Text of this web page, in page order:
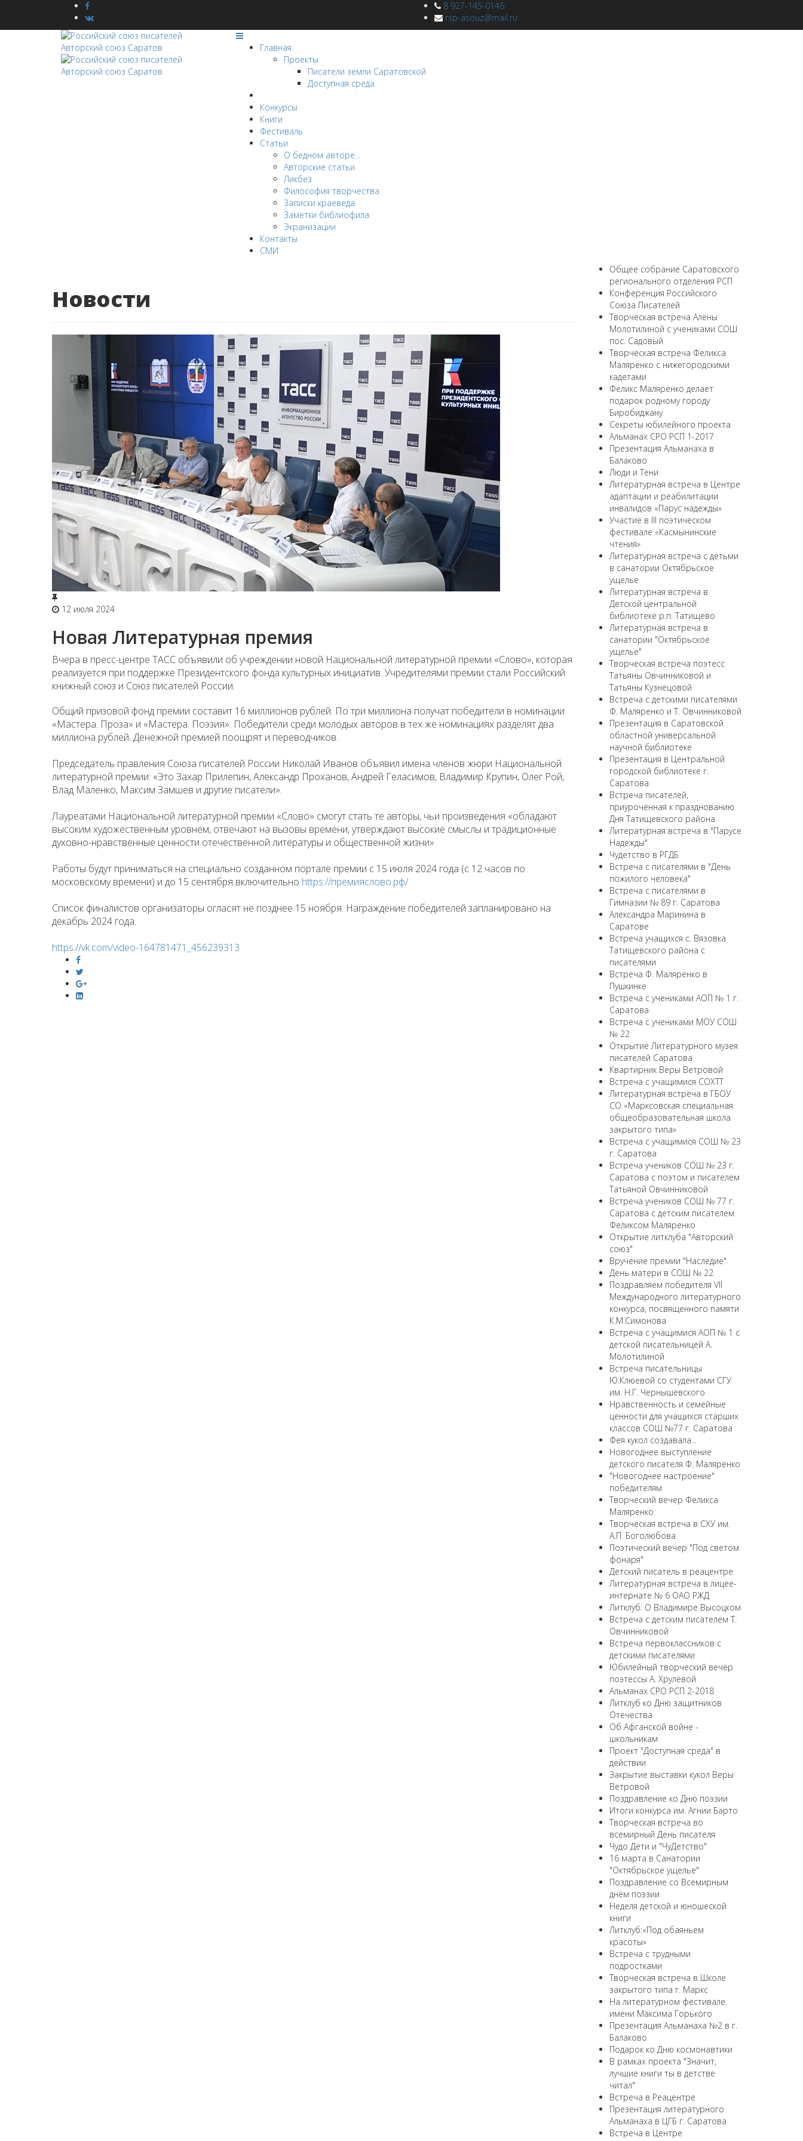
8 927-145-0146
rsp-asouz@mail.ru
Главная
Проекты
Писатели земли Саратовской
Доступная среда
Конкурсы
Книги
Фестиваль
Статьи
О бедном авторе...
Авторские статьи
Ликбез
Философия творчества
Записки краеведа
Заметки библиофила
Экранизации
Контакты
СМИ
Новости
12 июля 2024
Новая Литературная премия
Вчера в пресс-центре ТАСС объявили об учреждении новой Национальной литературной премии «Слово», которая
реализуется при поддержке Президентского фонда культурных инициатив. Учредителями премии стали Российский
книжный союз и Союз писателей России.
Общий призовой фонд премии составит 16 миллионов рублей. По три миллиона получат победители в номинации
«Мастера. Проза» и «Мастера. Поэзия». Победители среди молодых авторов в тех же номинациях разделят два
миллиона рублей. Денежной премией поощрят и переводчиков.
Председатель правления Союза писателей России Николай Иванов объявил имена членов жюри Национальной
литературной премии: «Это Захар Прилепин, Александр Проханов, Андрей Геласимов, Владимир Крупин, Олег Рой,
Влад Маленко, Максим Замшев и другие писатели».
Лауреатами Национальной литературной премии «Слово» смогут стать те авторы, чьи произведения «обладают
высоким художественным уровнем, отвечают на вызовы времени, утверждают высокие смыслы и традиционные
духовно-нравственные ценности отечественной литературы и общественной жизни».
Работы будут приниматься на специально созданном портале премии с 15 июля 2024 года (с 12 часов по
московскому времени) и до 15 сентября включительно https://премияслово.рф/
Список финалистов организаторы огласят не позднее 15 ноября. Награждение победителей запланировано на
декабрь 2024 года.
https://vk.com/video-164781471_456239313
Общее собрание Саратовского
регионального отделения РСП
Конференция Российского
Союза Писателей
Творческая встреча Алёны
Молотилиной с учениками СОШ
пос. Садовый
Творческая встреча Феликса
Маляренко с нижегородскими
кадетами
Феликс Маляренко делает
подарок родному городу
Биробиджану
Секреты юбилейного проекта
Альманах СРО РСП 1-2017
Презентация Альманаха в
Балаково
Люди и Тени
Литературная встреча в Центре
адаптации и реабилитации
инвалидов «Парус надежды»
Участие в III поэтическом
фестивале «Касмынинские
чтения»
Литературная встреча с детьми
в санатории Октябрьское
ущелье
Литературная встреча в
Детской центральной
библиотеке р.п. Татищево
Литературная встреча в
санатории "Октябрьское
ущелье"
Творческая встреча поэтесс
Татьяны Овчинниковой и
Татьяны Кузнецовой
Встреча с детскими писателями
Ф. Маляренко и Т. Овчинниковой
Презентация в Саратовской
областной универсальной
научной библиотеке
Презентация в Центральной
городской библиотеке г.
Саратова
Встреча писателей,
приуроченная к празднованию
Дня Татищевского района
Литературная встреча в "Парусе
Надежды"
Чудетство в РГДБ
Встреча с писателями в "День
пожилого человека"
Встреча с писателями в
Гимназии № 89 г. Саратова
Александра Маринина в
Саратове
Встреча учащихся с. Вязовка
Татищевского района с
писателями
Встреча Ф. Маляренко в
Пушкинке
Встреча с учениками АОП № 1 г.
Саратова
Встреча с учениками МОУ СОШ
№ 22
Открытие Литературного музея
писателей Саратова
Квартирник Веры Ветровой
Встреча с учащимися СОХТТ
Литературная встреча в ГБОУ
СО «Марксовская специальная
общеобразовательная школа
закрытого типа»
Встреча с учащимися СОШ № 23
г. Саратова
Встреча учеников СОШ № 23 г.
Саратова с поэтом и писателем
Татьяной Овчинниковой
Встреча учеников СОШ № 77 г.
Саратова с детским писателем
Феликсом Маляренко
Открытие литклуба "Авторский
союз"
Вручение премии "Наследие"
День матери в СОШ № 22
Поздравляем победителя VII
Международного литературного
конкурса, посвященного памяти
К.М.Симонова
Встреча с учащимися АОП № 1 с
детской писательницей А.
Молотилиной
Встреча писательницы
Ю.Клюевой со студентами СГУ
им. Н.Г. Чернышевского
Нравственность и семейные
ценности для учащихся старших
классов СОШ №77 г. Саратова
Фея кукол создавала...
Новогоднее выступление
детского писателя Ф. Маляренко
"Новогоднее настроение"
победителям
Творческий вечер Феликса
Маляренко
Творческая встреча в СХУ им.
А.П. Боголюбова
Поэтический вечер "Под светом
фонаря"
Детский писатель в реацентре
Литературная встреча в лицее-
интернате № 6 ОАО РЖД
Литклуб: О Владимире Высоцком
Встреча с детским писателем Т.
Овчинниковой
Встреча первоклассников с
детскими писателями
Юбилейный творческий вечер
поэтессы А. Хрулёвой
Альманах СРО РСП 2-2018
Литклуб ко Дню защитников
Отечества
Об Афганской войне -
школьникам
Проект "Доступная среда" в
действии
Закрытие выставки кукол Веры
Ветровой
Поздравление ко Дню поэзии
Итоги конкурса им. Агнии Барто
Творческая встреча во
всемирный День писателя
Чудо Дети и "ЧуДетство"
16 марта в Санатории
"Октябрьское ущелье"
Поздравление со Всемирным
днём поэзии
Неделя детской и юношеской
книги
Литклуб:«Под обаяньем
красоты»
Встреча с трудными
подростками
Творческая встреча в Школе
закрытого типа г. Маркс
На литературном фестивале
имени Максима Горького
Презентация Альманаха №2 в г.
Балаково
Подарок ко Дню космонавтики
В рамках проекта "Значит,
лучшие книги ты в детстве
читал"
Встреча в Реацентре
Презентация литературного
Альманаха в ЦГБ г. Саратова
Встреча в Центре